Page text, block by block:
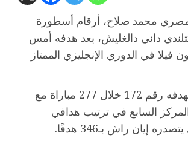
محمد صلاح، أرقام أسطورة
داني دالغليش، بعد هدفه أمس
فيلا في الدوري الإنجليزي الممتاز
ووصل صلاح لهدفه رقم 172 خلال 277 مباراة مع
المركز السابع في ترتيب هدافي
إيان راش بـ346 هدفًا.